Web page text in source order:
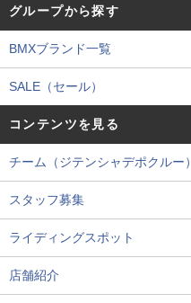
グループから探す
BMXブランド一覧
SALE（セール）
コンテンツを見る
チーム（ジテンシャデポクルー）
スタッフ募集
ライディングスポット
店舗紹介